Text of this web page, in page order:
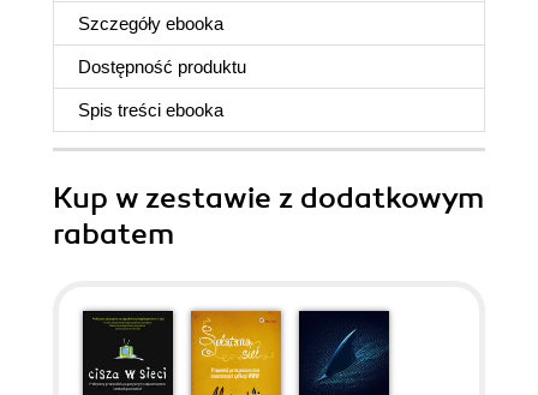
Szczegóły ebooka
Dostępność produktu
Spis treści ebooka
Kup w zestawie z dodatkowym
rabatem